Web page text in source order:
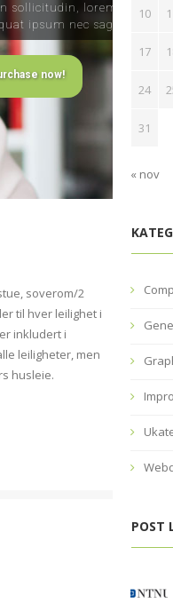
sollicitudin, lorem quis
ipsum nec sagittis
now!
soverom/2
til hver leilighet i
inkludert i
leiligheter, men
husleie.
10
17
24
31
« nov
POST